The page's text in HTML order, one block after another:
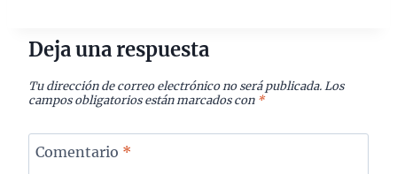
Deja una respuesta
Tu dirección de correo electrónico no será publicada. Los
campos obligatorios están marcados con *
Comentario *